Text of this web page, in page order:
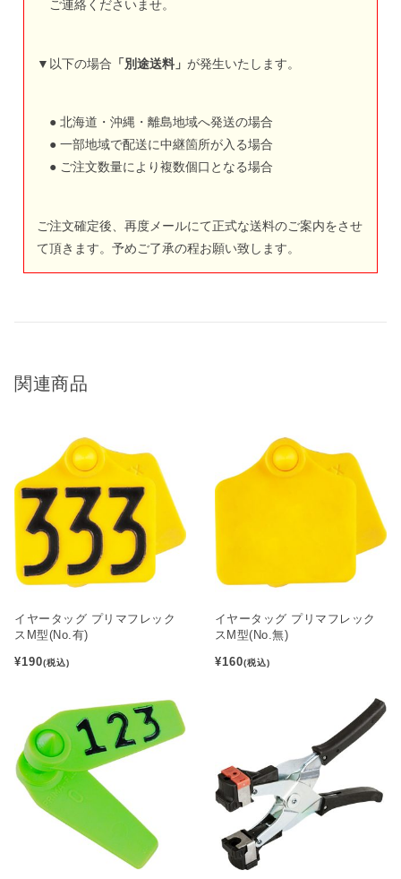
ご連絡くださいませ。
▼以下の場合 「別途送料」 が発生いたします。
● 北海道・沖縄・離島地域へ発送の場合
● 一部地域で配送に中継箇所が入る場合
● ご注文数量により複数個口となる場合
ご注文確定後、再度メールにて正式な送料のご案内をさせ
て頂きます。予めご了承の程お願い致します。
関連商品
イヤータッグ プリマフレック
スM型(No.有)
¥190(税込)
イヤータッグ プリマフレック
スM型(No.無)
¥160(税込)